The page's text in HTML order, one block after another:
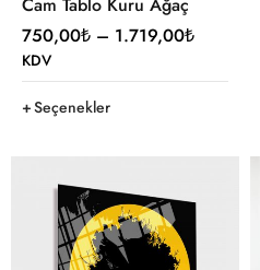
750,00₺ – 1.719,00₺
KDV
Seçenekler